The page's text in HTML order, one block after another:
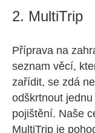
2. MultiTrip
Příprava na
seznam věcí,
zařídit, se zdá
odškrtnout
pojištění. Naše
MultiTrip je